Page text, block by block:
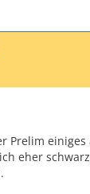
Prelim einiges
eher